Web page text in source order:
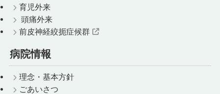
育児外来
頭痛外来
前皮神経絞扼症候群
病院情報
理念・基本方針
ごあいさつ